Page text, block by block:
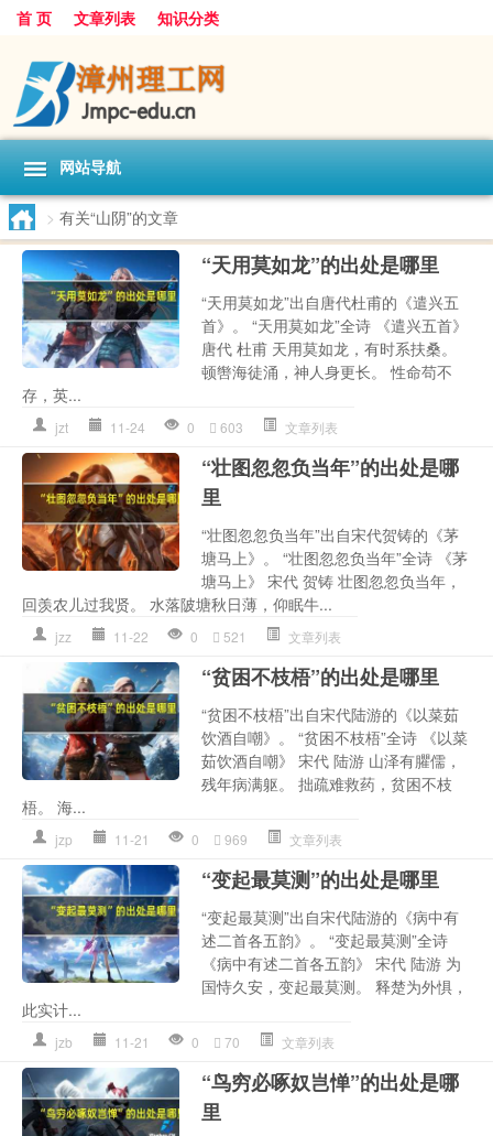
首 页 文章列表 知识分类
网站导航
> 有关“山阴”的文章
“天用莫如龙”的出处是哪里
“天用莫如龙”出自唐代杜甫的《遣兴五
首》。 “天用莫如龙”全诗 《遣兴五首》
唐代 杜甫 天用莫如龙，有时系扶桑。
顿辔海徒涌，神人身更长。 性命苟不
存，英...
jzt 11-24 0 603 文章列表
“壮图忽忽负当年”的出处是哪
里
“壮图忽忽负当年”出自宋代贺铸的《茅
塘马上》。 “壮图忽忽负当年”全诗 《茅
塘马上》 宋代 贺铸 壮图忽忽负当年，
回羡农儿过我贤。 水落陂塘秋日薄，仰眠牛...
jzz 11-22 0 521 文章列表
“贫困不枝梧”的出处是哪里
“贫困不枝梧”出自宋代陆游的《以菜茹
饮酒自嘲》。 “贫困不枝梧”全诗 《以菜
茹饮酒自嘲》 宋代 陆游 山泽有臞儒，
残年病满躯。 拙疏难救药，贫困不枝
梧。 海...
jzp 11-21 0 969 文章列表
“变起最莫测”的出处是哪里
“变起最莫测”出自宋代陆游的《病中有
述二首各五韵》。 “变起最莫测”全诗
《病中有述二首各五韵》 宋代 陆游 为
国恃久安，变起最莫测。 释楚为外惧，
此实计...
jzb 11-21 0 70 文章列表
“鸟穷必啄奴岂惮”的出处是哪
里